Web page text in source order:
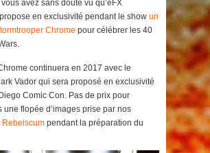
avez sans doute vu qu’eFX
en exclusivité pendant le show un
Chrome pour célébrer les 40
continuera en 2017 avec le
Vador qui sera proposé en exclusivité
Comic Con. Pas de prix pour
une flopée d’images prise par nos
Rebelscum pendant la préparation du